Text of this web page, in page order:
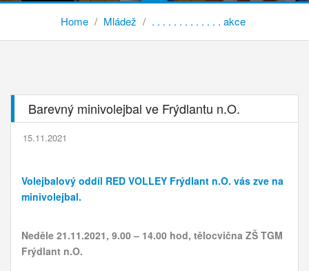
Home / Mládež / . . . . . . . . . . . . . akce
Barevný minivolejbal ve Frýdlantu n.O.
15.11.2021
Volejbalový oddíl RED VOLLEY Frýdlant n.O. vás zve na
minivolejbal.
Neděle 21.11.2021, 9.00 – 14.00 hod, tělocvična ZŠ TGM
Frýdlant n.O.